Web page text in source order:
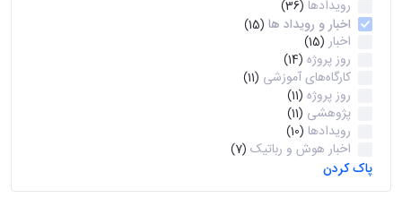
رویدادها (36)
اخبار و رویداد ها (15)
اخبار (15)
روز پروژه (14)
کارگاه‌های آموزشی (11)
روز پروژه (11)
پژوهشی (11)
رویدادها (10)
اخبار هوش و رباتیک (7)
پاک کردن